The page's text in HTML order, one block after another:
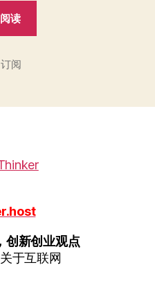
读
的
订阅
创新创业观点
于互联网